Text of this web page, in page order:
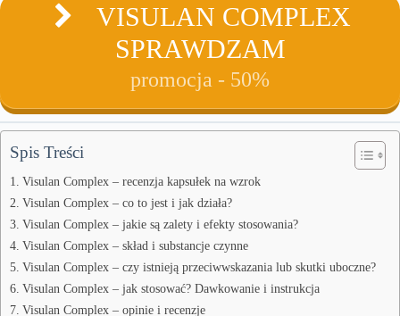
VISULAN COMPLEX
SPRAWDZAM
promocja - 50%
Spis Treści
Visulan Complex – recenzja kapsułek na wzrok
Visulan Complex – co to jest i jak działa?
Visulan Complex – jakie są zalety i efekty stosowania?
Visulan Complex – skład i substancje czynne
Visulan Complex – czy istnieją przeciwwskazania lub skutki uboczne?
Visulan Complex – jak stosować? Dawkowanie i instrukcja
Visulan Complex – opinie i recenzje